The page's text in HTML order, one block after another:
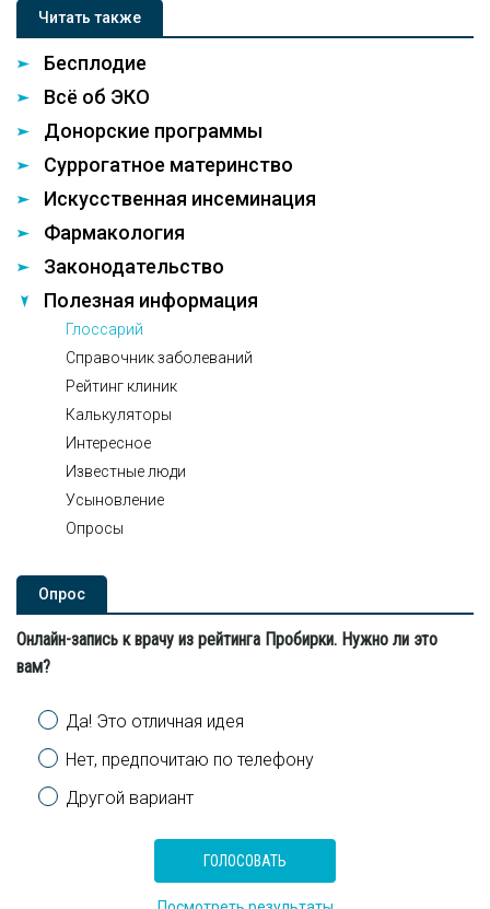
Читать также
Бесплодие
Всё об ЭКО
Донорские программы
Суррогатное материнство
Искусственная инсеминация
Фармакология
Законодательство
Полезная информация
Глоссарий
Справочник заболеваний
Рейтинг клиник
Калькуляторы
Интересное
Известные люди
Усыновление
Опросы
Опроc
Онлайн-запись к врачу из рейтинга Пробирки. Нужно ли это
вам?
Варианты
Да! Это отличная идея
Нет, предпочитаю по телефону
Другой вариант